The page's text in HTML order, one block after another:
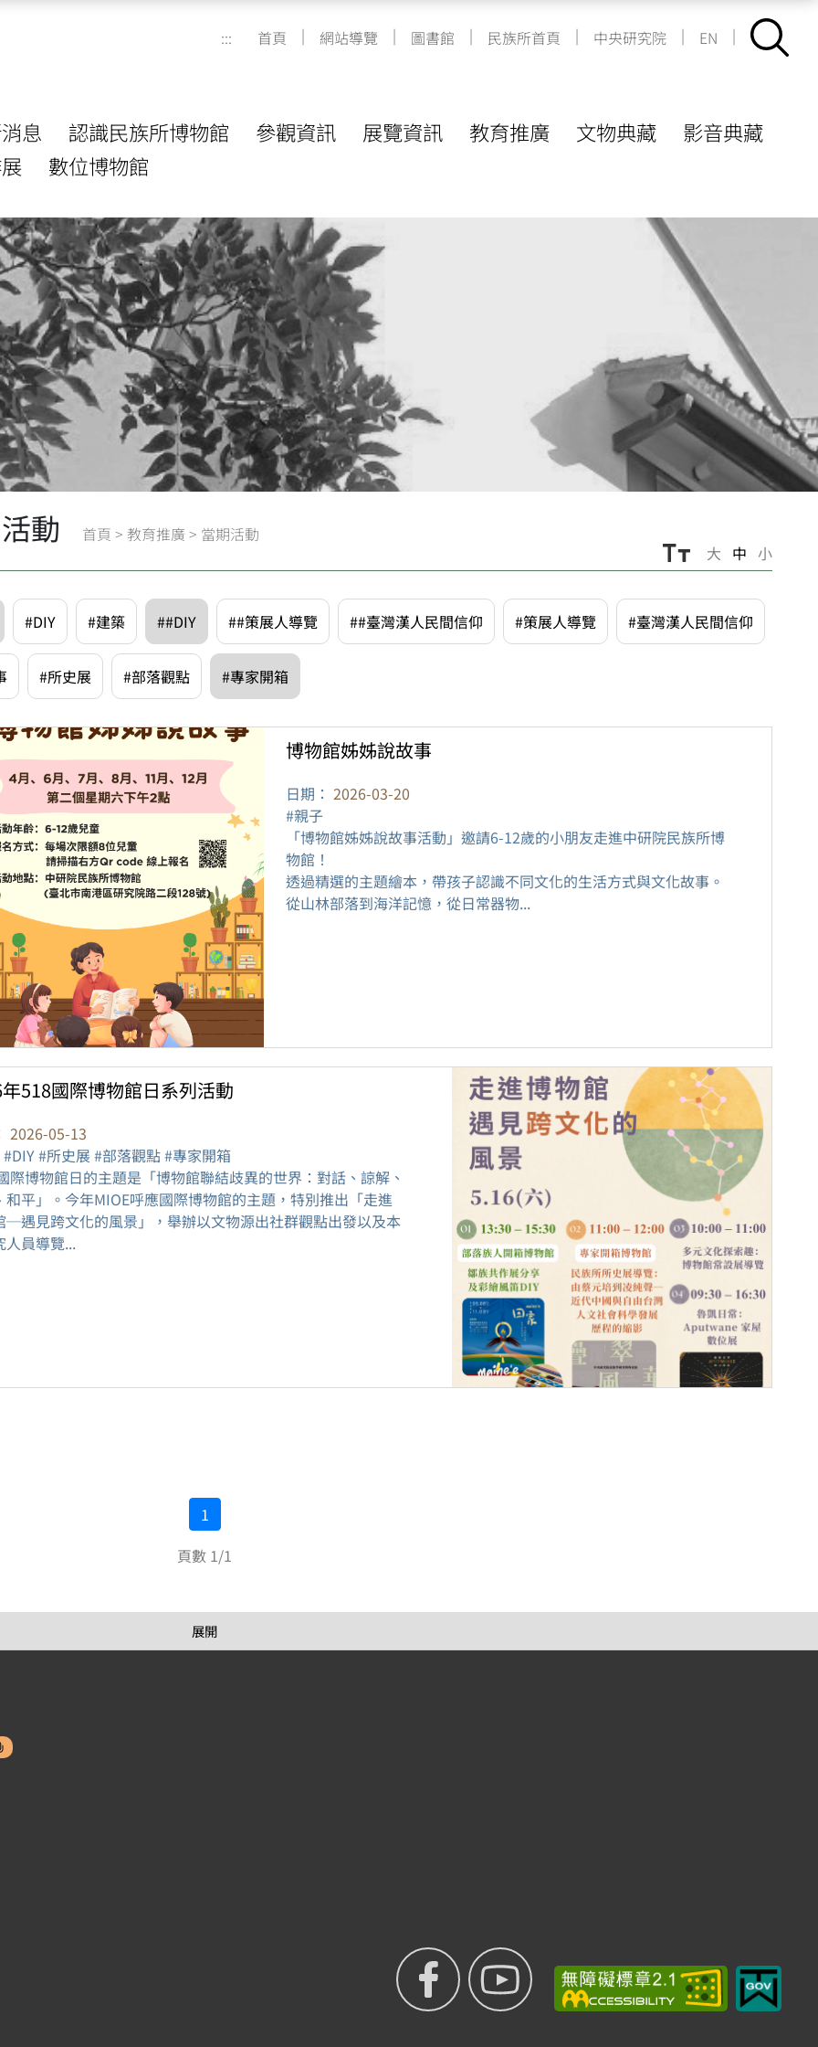
::: 首頁 | 網站導覽 | 圖書館 | 民族所首頁 | 中央研究院 | EN |
息 認識民族所博物館 參觀資訊 展覽資訊 教育推廣 文物典藏
影音典藏
數位博物館
動 首頁 > 教育推廣 > 當期活動
大 中 小
#DIY #建築 ##DIY ##策展人導覽 ##臺灣漢人民間信仰 #策展人導覽 #臺灣漢人民間信仰
#所史展 #部落觀點 #專家開箱
博物館姊姊說故事
日期： 2026-03-20
#親子
「博物館姊姊說故事活動」邀請6-12歲的小朋友走進中研院民族所博
物館！
透過精選的主題繪本，帶孩子認識不同文化的生活方式與文化故事。
從山林部落到海洋記憶，從日常器物...
518國際博物館日系列活動
2026-05-13
#所史展 #部落觀點 #專家開箱
際博物館日的主題是「博物館聯結歧異的世界：對話、諒解、
和平」。今年MIOE呼應國際博物館的主題，特別推出「走進
─遇見跨文化的風景」，舉辦以文物源出社群觀點出發以及本
人員導覽...
1
頁數 1/1
展開